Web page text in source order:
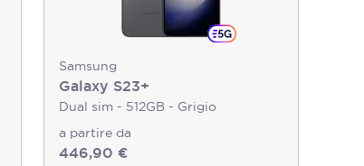
Samsung
Galaxy S23+
Dual sim - 512GB - Grigio
a partire da
446,90 €